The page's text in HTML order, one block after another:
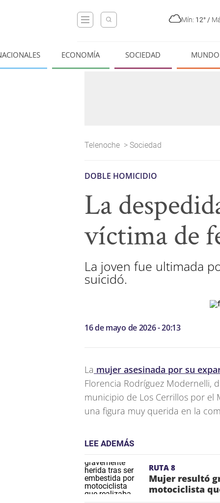
Mín: 12° /
ECONOMÍA SOCIEDAD MUNDO
Telenoche > Sociedad
DOBLE HOMICIDIO
La
víctima de
La joven fue ultimada
suicidó.
16 de mayo de 2026 - 20:13
La mujer asesinada por su
Florencia Rodríguez Modernelli,
municipio de Los Cerrillos por el
una figura muy querida en la
LEE ADEMÁS
RUTA 8
Mujer resultó
motociclista